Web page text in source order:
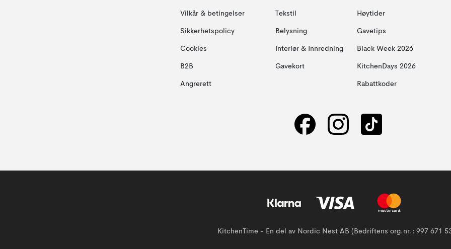
Vilkår & betingelser
Sikkerhetspolicy
Cookies
B2B
Angrerett
Tekstil
Belysning
Interiør & Innredning
Gavekort
Høytider
Gavetips
Black Week 2026
KitchenDays 2026
Rabattkoder
KitchenTime - En del av Nordic Nest AB (Bedriftens org.nr.: 997 671